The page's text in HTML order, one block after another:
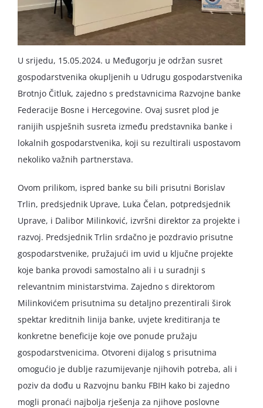
U srijedu, 15.05.2024. u Međugorju je održan susret
gospodarstvenika okupljenih u Udrugu gospodarstvenika
Brotnjo Čitluk, zajedno s predstavnicima Razvojne banke
Federacije Bosne i Hercegovine. Ovaj susret plod je
ranijih uspješnih susreta između predstavnika banke i
lokalnih gospodarstvenika, koji su rezultirali uspostavom
nekoliko važnih partnerstava.
Ovom prilikom, ispred banke su bili prisutni Borislav
Trlin, predsjednik Uprave, Luka Čelan, potpredsjednik
Uprave, i Dalibor Milinković, izvršni direktor za projekte i
razvoj. Predsjednik Trlin srdačno je pozdravio prisutne
gospodarstvenike, pružajući im uvid u ključne projekte
koje banka provodi samostalno ali i u suradnji s
relevantnim ministarstvima. Zajedno s direktorom
Milinkovićem prisutnima su detaljno prezentirali širok
spektar kreditnih linija banke, uvjete kreditiranja te
konkretne beneficije koje ove ponude pružaju
gospodarstvenicima. Otvoreni dijalog s prisutnima
omogućio je dublje razumijevanje njihovih potreba, ali i
poziv da dođu u Razvojnu banku FBIH kako bi zajedno
mogli pronaći najbolja rješenja za njihove poslovne